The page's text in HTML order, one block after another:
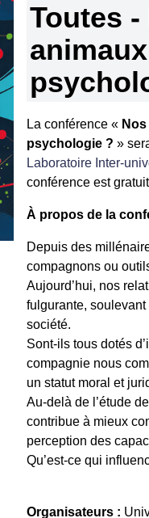
Toutes
La conférence «
psychologie ? »
Laboratoire Inter-
conférence est
À propos de la
Depuis des
compagnons ou
Aujourd’hui, nos
fulgurante,
société.
Sont-ils tous dotés
compagnie nous
un statut moral et
Au-delà de l’étude
contribue à mieux
perception des
Qu’est-ce qui
Organisateurs :